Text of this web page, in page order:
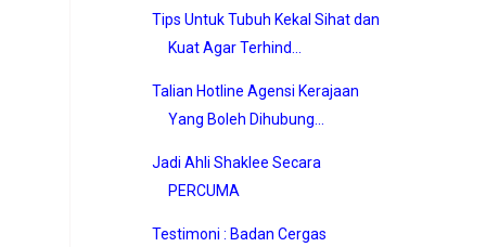
Tips Untuk Tubuh Kekal Sihat dan
Kuat Agar Terhind...
Talian Hotline Agensi Kerajaan
Yang Boleh Dihubung...
Jadi Ahli Shaklee Secara
PERCUMA
Testimoni : Badan Cergas